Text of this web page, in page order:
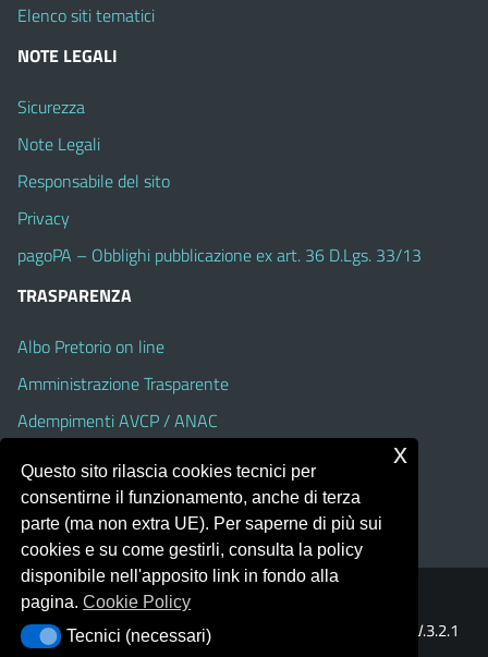
Elenco siti tematici
NOTE LEGALI
Sicurezza
Note Legali
Responsabile del sito
Privacy
pagoPA – Obblighi pubblicazione ex art. 36 D.Lgs. 33/13
TRASPARENZA
Albo Pretorio on line
Amministrazione Trasparente
Adempimenti AVCP / ANAC
Accesso Civico
Dichiarazione di accessibilità
Portale realizzato con la piattaforma
Template Italia configurato sul tema accessibile
V.3.2.1
Questo sito rilascia cookies tecnici per
consentirne il funzionamento, anche di terza
parte (ma non extra UE). Per saperne di più sui
cookies e su come gestirli, consulta la policy
disponibile nell'apposito link in fondo alla
pagina.Cookie Policy
Tecnici (necessari)
Tecnici (necessari)
x